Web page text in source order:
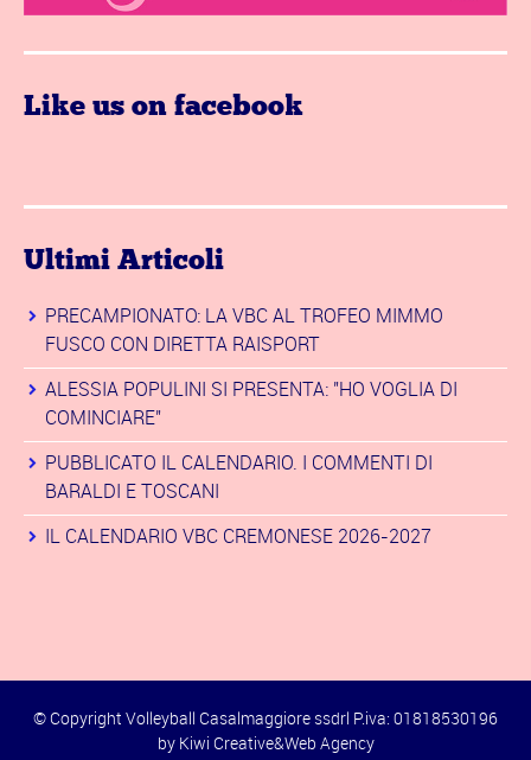
Like us on facebook
Ultimi Articoli
PRECAMPIONATO: LA VBC AL TROFEO MIMMO
FUSCO CON DIRETTA RAISPORT
ALESSIA POPULINI SI PRESENTA: "HO VOGLIA DI
COMINCIARE"
PUBBLICATO IL CALENDARIO. I COMMENTI DI
BARALDI E TOSCANI
IL CALENDARIO VBC CREMONESE 2026-2027
© Copyright Volleyball Casalmaggiore ssdrl P.iva: 01818530196
by Kiwi Creative&Web Agency